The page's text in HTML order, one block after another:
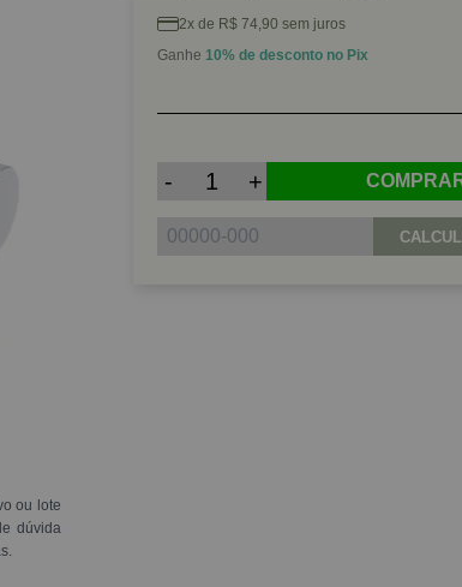
ou lote
dúvida
2x de R$ 74,90 sem juros
Ganhe 10% de desconto no Pix
- +